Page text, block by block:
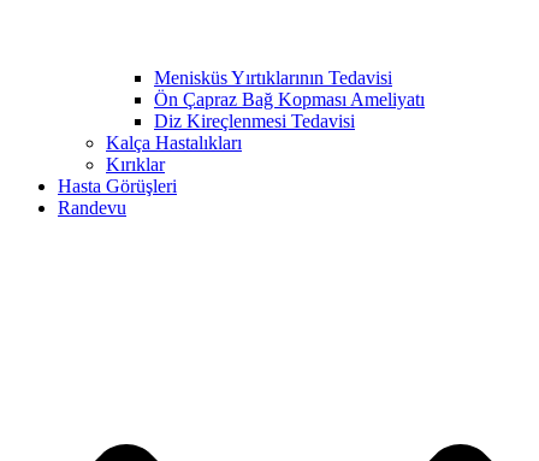
Menisküs Yırtıklarının Tedavisi
Ön Çapraz Bağ Kopması Ameliyatı
Diz Kireçlenmesi Tedavisi
Kalça Hastalıkları
Kırıklar
Hasta Görüşleri
Randevu